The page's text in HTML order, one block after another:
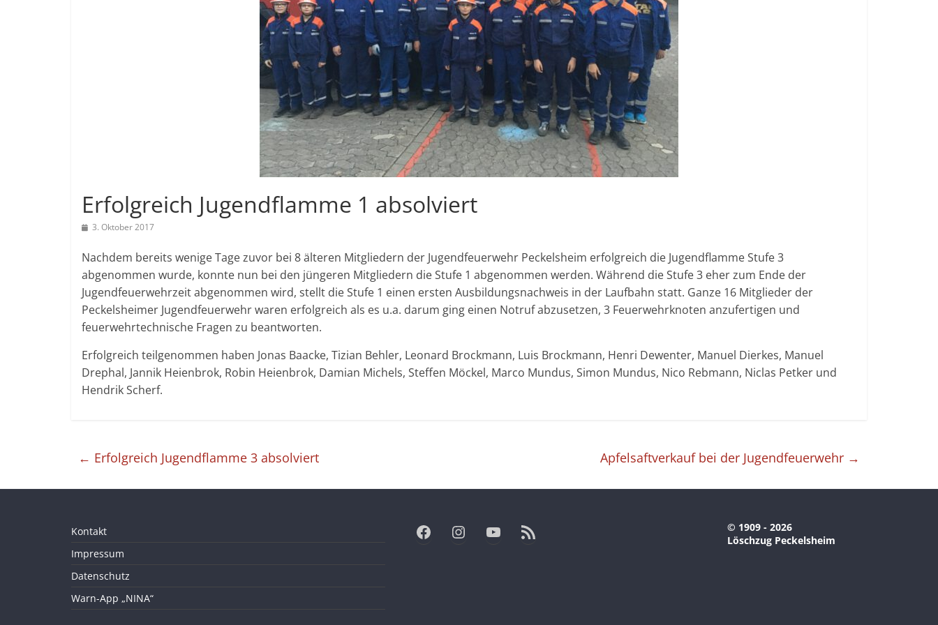
Erfolgreich Jugendflamme 1 absolviert
3. Oktober 2017
Nachdem bereits wenige Tage zuvor bei 8 älteren Mitgliedern der Jugendfeuerwehr Peckelsheim erfolgreich die Jugendflamme Stufe 3
abgenommen wurde, konnte nun bei den jüngeren Mitgliedern die Stufe 1 abgenommen werden. Während die Stufe 3 eher zum Ende der
Jugendfeuerwehrzeit abgenommen wird, stellt die Stufe 1 einen ersten Ausbildungsnachweis in der Laufbahn statt. Ganze 16 Mitglieder der
Peckelsheimer Jugendfeuerwehr waren erfolgreich als es u.a. darum ging einen Notruf abzusetzen, 3 Feuerwehrknoten anzufertigen und
feuerwehrtechnische Fragen zu beantworten.
Erfolgreich teilgenommen haben Jonas Baacke, Tizian Behler, Leonard Brockmann, Luis Brockmann, Henri Dewenter, Manuel Dierkes, Manuel
Drephal, Jannik Heienbrok, Robin Heienbrok, Damian Michels, Steffen Möckel, Marco Mundus, Simon Mundus, Nico Rebmann, Niclas Petker und
Hendrik Scherf.
← Erfolgreich Jugendflamme 3 absolviert Apfelsaftverkauf bei der Jugendfeuerwehr →
Kontakt
Impressum
Datenschutz
Warn-App „NINA“
Facebook Instagram YouTube RSS-Feed
© 1909 - 2026
Löschzug Peckelsheim